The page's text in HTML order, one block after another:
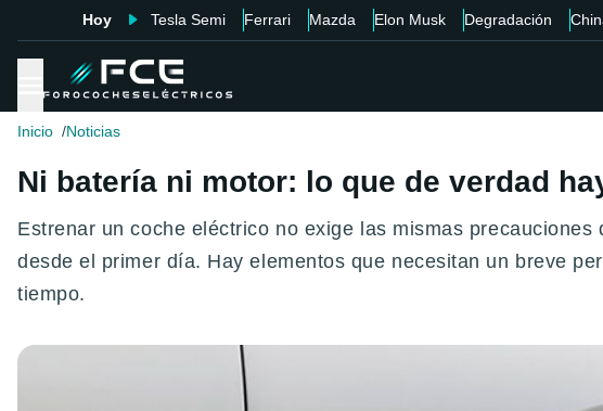
Hoy Tesla Semi Ferrari Mazda Elon Musk Degradación
Inicio Noticias
Ni batería ni motor: lo que de verdad
Estrenar un coche eléctrico no exige las mismas
desde el primer día. Hay elementos que necesitan un breve
tiempo.